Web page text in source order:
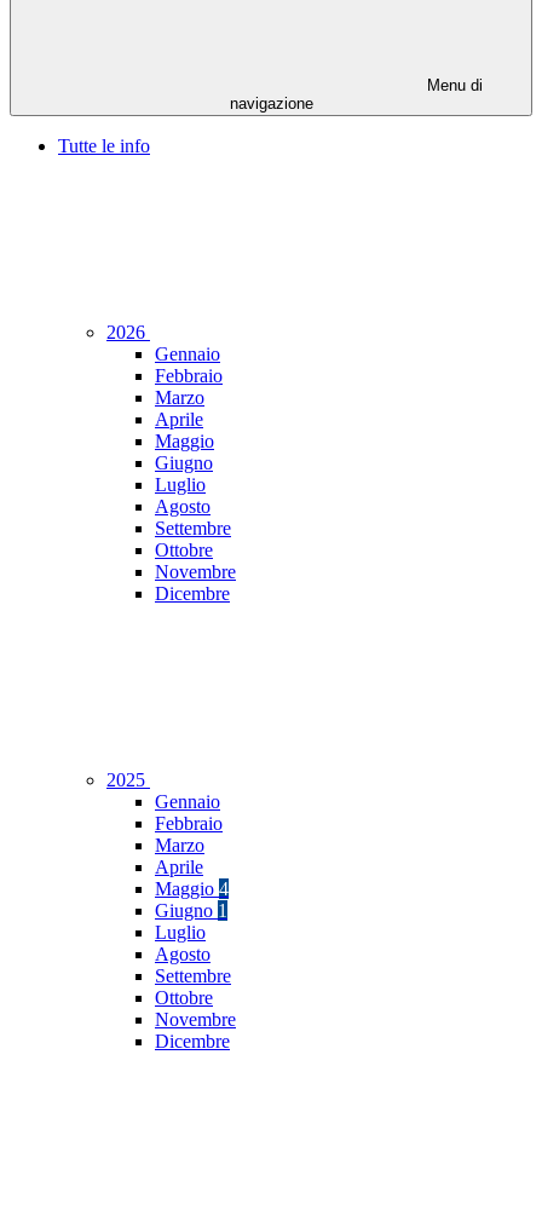
Menu di
navigazione
Tutte le info
2026
Gennaio
Febbraio
Marzo
Aprile
Maggio
Giugno
Luglio
Agosto
Settembre
Ottobre
Novembre
Dicembre
2025
Gennaio
Febbraio
Marzo
Aprile
Maggio 4
Giugno 1
Luglio
Agosto
Settembre
Ottobre
Novembre
Dicembre